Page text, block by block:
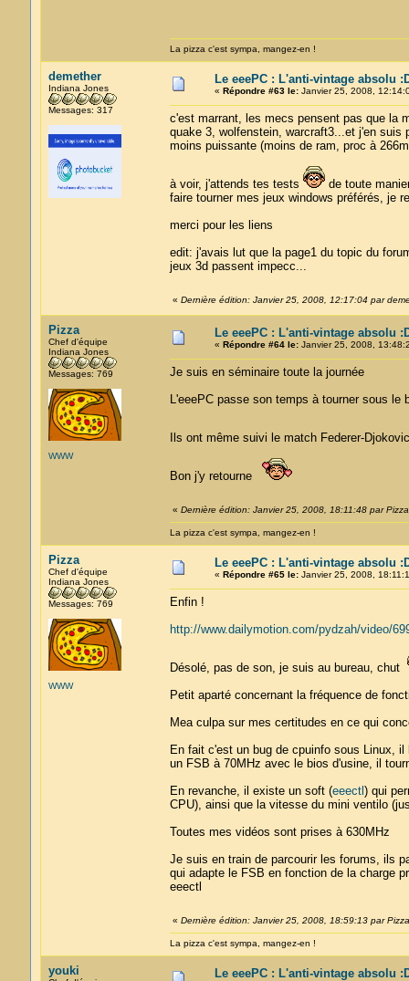
La pizza c'est sympa, mangez-en !
demether
Indiana Jones
Messages: 317
Le eeePC : L'anti-vintage absolu
« Répondre #63 le:Janvier 25, 2008,
c'est marrant, les mecs pensent pas que la
quake 3, wolfenstein, warcraft3...et j'en
moins puissante (moins de ram, proc à
à voir, j'attends tes tests
de toute
faire tourner mes jeux windows préférés, je
merci pour les liens
edit: j'avais lut que la page1 du topic du
jeux 3d passent impecc...
« Dernière édition: Janvier 25, 2008, 12:17:04 par
Pizza
Chef d'équipe
Indiana Jones
Messages: 769
WWW
Le eeePC : L'anti-vintage absolu
« Répondre #64 le:Janvier 25, 2008,
Je suis en séminaire toute la journée
L'eeePC passe son temps à tourner sous le
Ils ont même suivi le match Federer-
Bon j'y retourne
« Dernière édition: Janvier 25, 2008, 18:11:48 par Pizza
La pizza c'est sympa, mangez-en !
Pizza
Chef d'équipe
Indiana Jones
Messages: 769
WWW
Le eeePC : L'anti-vintage absolu
« Répondre #65 le:Janvier 25, 2008,
Enfin !
http://www.dailymotion.com/pydzah/video/
Désolé, pas de son, je suis au bureau, chut
Petit aparté concernant la fréquence de
Mea culpa sur mes certitudes en ce qui
En fait c'est un bug de cpuinfo sous Linux,
un FSB à 70MHz avec le bios d'usine, il
En revanche, il existe un soft (eeectl ) qui
CPU), ainsi que la vitesse du mini ventilo
Toutes mes vidéos sont prises à 630MHz
Je suis en train de parcourir les forums, ils
qui adapte le FSB en fonction de la charge
eeectl
« Dernière édition: Janvier 25, 2008, 18:59:13 par Pizza
La pizza c'est sympa, mangez-en !
youki Le eeePC : L'anti-vintage absolu